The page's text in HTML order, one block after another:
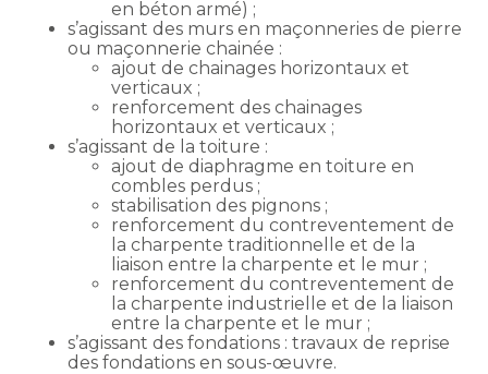
en béton armé) ;
s’agissant des murs en maçonneries de pierre
ou maçonnerie chainée :
ajout de chainages horizontaux et
verticaux ;
renforcement des chainages
horizontaux et verticaux ;
s’agissant de la toiture :
ajout de diaphragme en toiture en
combles perdus ;
stabilisation des pignons ;
renforcement du contreventement de
la charpente traditionnelle et de la
liaison entre la charpente et le mur ;
renforcement du contreventement de
la charpente industrielle et de la liaison
entre la charpente et le mur ;
s’agissant des fondations : travaux de reprise
des fondations en sous-œuvre.